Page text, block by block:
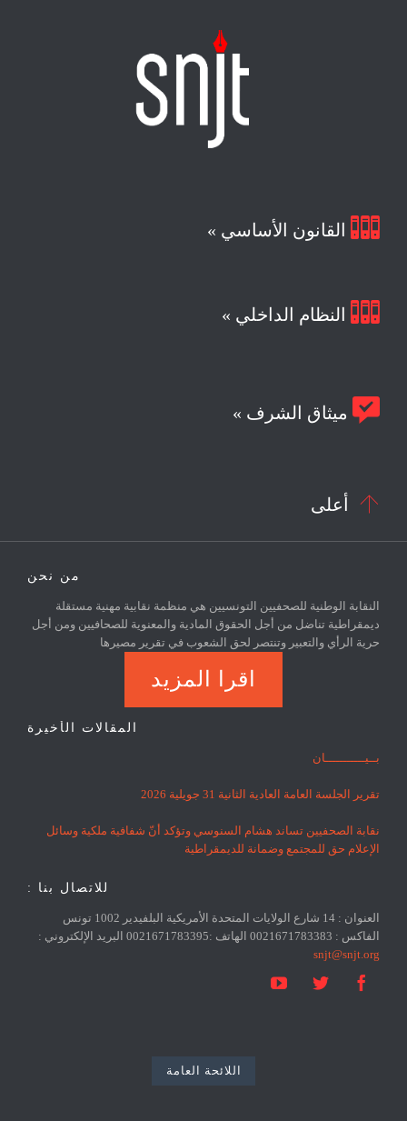
 القانون الأساسي »
 النظام الداخلي »
 ميثاق الشرف »
 أعلى
من نحن
النقابة الوطنية للصحفيين التونسيين هي منظمة نقابية مهنية مستقلة
ديمقراطية تناضل من أجل الحقوق المادية والمعنوية للصحافيين ومن أجل
حرية الرأي والتعبير وتنتصر لحق الشعوب في تقرير مصيرها
اقرا المزيد
المقالات الأخيرة
بــيـــــــــــان
تقرير الجلسة العامة العادية الثانية 31 جويلية 2026
نقابة الصحفيين تساند هشام السنوسي وتؤكد أنّ شفافية ملكية وسائل
الإعلام حق للمجتمع وضمانة للديمقراطية
للاتصال بنا :
العنوان : 14 شارع الولايات المتحدة الأمريكية البلفيدير 1002 تونس
الفاكس : 0021671783383 الهاتف :0021671783395 البريد الإلكتروني :
snjt@snjt.org



اللائحة العامة